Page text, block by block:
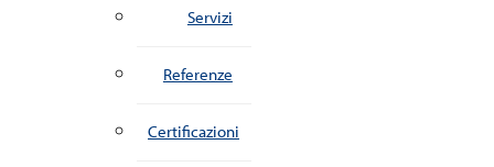
Servizi
Referenze
Certificazioni